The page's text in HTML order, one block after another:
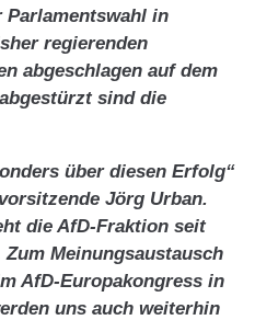
Parlamentswahl in
regierenden
abgeschlagen auf dem
sind die
über diesen Erfolg“
Jörg Urban.
die AfD-Fraktion seit
Meinungsaustausch
AfD-Europakongress in
uns auch weiterhin